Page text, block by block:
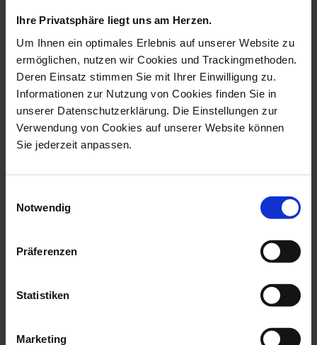
Ihre Privatsphäre liegt uns am Herzen.
Um Ihnen ein optimales Erlebnis auf unserer Website zu
ermöglichen, nutzen wir Cookies und Trackingmethoden.
Deren Einsatz stimmen Sie mit Ihrer Einwilligung zu.
Informationen zur Nutzung von Cookies finden Sie in
unserer Datenschutzerklärung. Die Einstellungen zur
Verwendung von Cookies auf unserer Website können
Sie jederzeit anpassen.
Notwendig
Präferenzen
Statistiken
Marketing
masterworks collection
Available
Bird Toucan, H 32 Cm